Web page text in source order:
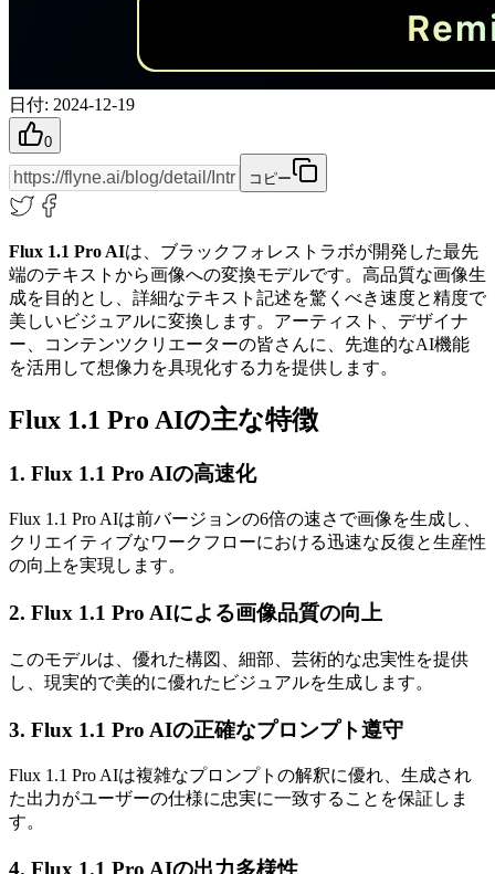
日付: 2024-12-19
0
コピー
Flux 1.1 Pro AIは、ブラックフォレストラボが開発した最先
端のテキストから画像への変換モデルです。高品質な画像生
成を目的とし、詳細なテキスト記述を驚くべき速度と精度で
美しいビジュアルに変換します。アーティスト、デザイナ
ー、コンテンツクリエーターの皆さんに、先進的なAI機能
を活用して想像力を具現化する力を提供します。
Flux 1.1 Pro AIの主な特徴
1. Flux 1.1 Pro AIの高速化
Flux 1.1 Pro AIは前バージョンの6倍の速さで画像を生成し、
クリエイティブなワークフローにおける迅速な反復と生産性
の向上を実現します。
2. Flux 1.1 Pro AIによる画像品質の向上
このモデルは、優れた構図、細部、芸術的な忠実性を提供
し、現実的で美的に優れたビジュアルを生成します。
3. Flux 1.1 Pro AIの正確なプロンプト遵守
Flux 1.1 Pro AIは複雑なプロンプトの解釈に優れ、生成され
た出力がユーザーの仕様に忠実に一致することを保証しま
す。
4. Flux 1.1 Pro AIの出力多様性